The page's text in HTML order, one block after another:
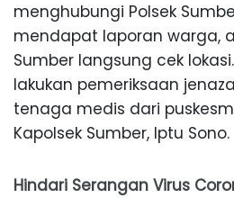
menghubungi Polsek
mendapat laporan warga,
Sumber langsung cek
lakukan pemeriksaan
tenaga medis dari
Kapolsek Sumber, Iptu Sono.
Hindari Serangan Virus